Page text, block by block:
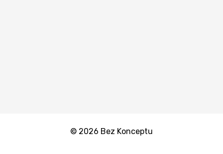
© 2026 Bez Konceptu